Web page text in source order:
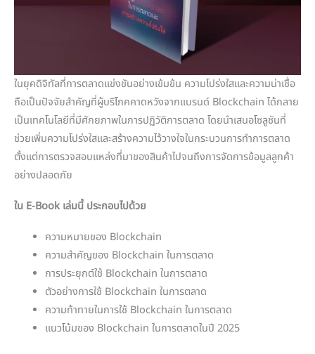
ในยุคดิจิทัลที่การตลาดแข่งขันอย่างเข้มข้น ความโปร่งใสและความน่าเชื่อ
ถือเป็นปัจจัยสำคัญที่ผู้บริโภคคาดหวังจากแบรนด์ Blockchain ได้กลาย
เป็นเทคโนโลยีที่มีศักยภาพในการปฏิวัติการตลาด โดยนำเสนอโซลูชันที่
ช่วยเพิ่มความโปร่งใสและสร้างความไว้วางใจในกระบวนการทำการตลาด
ตั้งแต่การตรวจสอบแหล่งที่มาของสินค้าไปจนถึงการจัดการข้อมูลลูกค้า
อย่างปลอดภัย
ใน E-Book เล่มนี้ ประกอบไปด้วย
ความหมายของ Blockchain
ความสำคัญของ Blockchain ในการตลาด
การประยุกต์ใช้ Blockchain ในการตลาด
ตัวอย่างการใช้ Blockchain ในการตลาด
ความท้าทายในการใช้ Blockchain ในการตลาด
แนวโน้มของ Blockchain ในการตลาดในปี 2025